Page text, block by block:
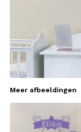
Meer afbeeldingen